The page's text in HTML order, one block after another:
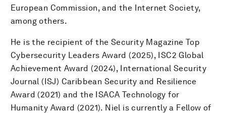
European Commission, and the Internet Society,
among others.
He is the recipient of the Security Magazine Top
Cybersecurity Leaders Award (2025), ISC2 Global
Achievement Award (2024), International Security
Journal (ISJ) Caribbean Security and Resilience
Award (2021) and the ISACA Technology for
Humanity Award (2021). Niel is currently a Fellow of